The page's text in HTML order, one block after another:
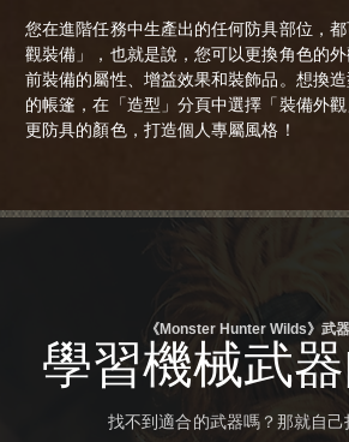
您在進階任務中生產出的任何防具部位，
觀裝備」，也就是說，您可以更換角色的
前裝備的屬性、增益效果和裝飾品。想換
的帳篷，在「造型」分頁中選擇「裝備外
更防具的顏色，打造個人專屬風格！
《Monster Hunter Wilds》武
學習機械武
找不到適合的武器嗎？那就自己